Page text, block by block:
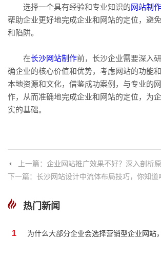
选择一个具有经验和专业知识的网站制作
帮助企业更好地完成企业和网站的定位，避
和陷阱。
在长沙网站制作前，长沙企业需要深入
确企业的核心价值和优势，考虑网站的功能
本地资源和文化，借鉴成功案例，与专业的
作，从而准确地完成企业和网站的定位，为
实的基础。
上一篇：企业网站推广效果不好？深入剖析
下一篇：长沙网站设计中流体布局技巧，你知道
热门新闻
1 为什么大部分企业会选择营销型企业网站